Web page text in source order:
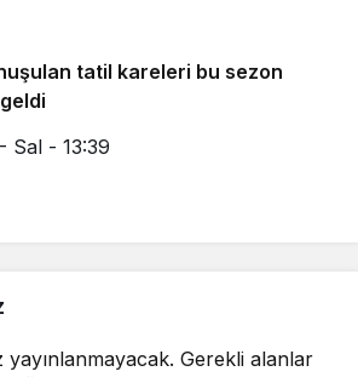
tatil kareleri bu sezon
Sal - 13:39
Gerekli alanlar